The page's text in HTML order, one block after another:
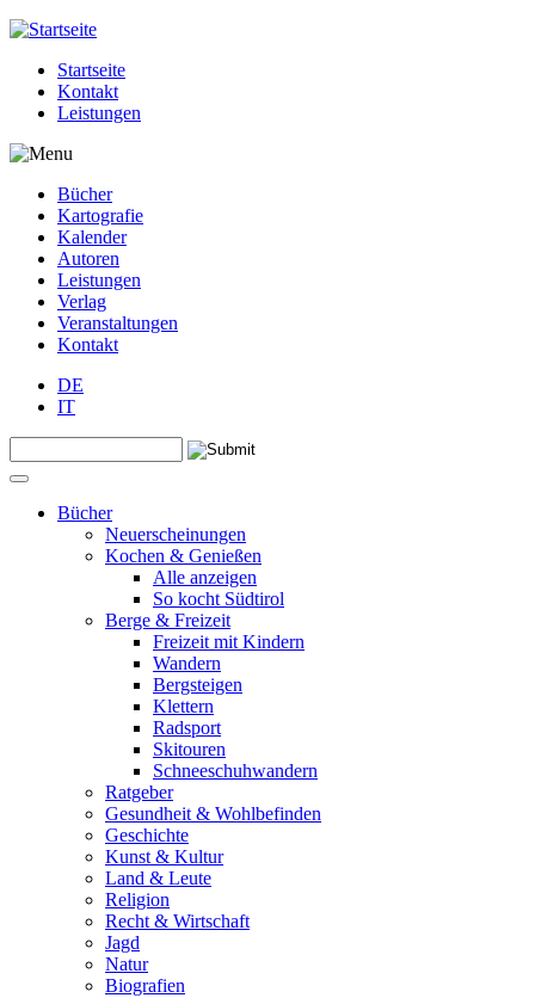
Jump to navigation
Startseite
Kontakt
Leistungen
Bücher
Kartografie
Kalender
Autoren
Leistungen
Verlag
Veranstaltungen
Kontakt
DE
IT
Suchformular
Bücher
Neuerscheinungen
Kochen & Genießen
Alle anzeigen
So kocht Südtirol
Berge & Freizeit
Freizeit mit Kindern
Wandern
Bergsteigen
Klettern
Radsport
Skitouren
Schneeschuhwandern
Ratgeber
Gesundheit & Wohlbefinden
Geschichte
Kunst & Kultur
Land & Leute
Religion
Recht & Wirtschaft
Jagd
Natur
Biografien